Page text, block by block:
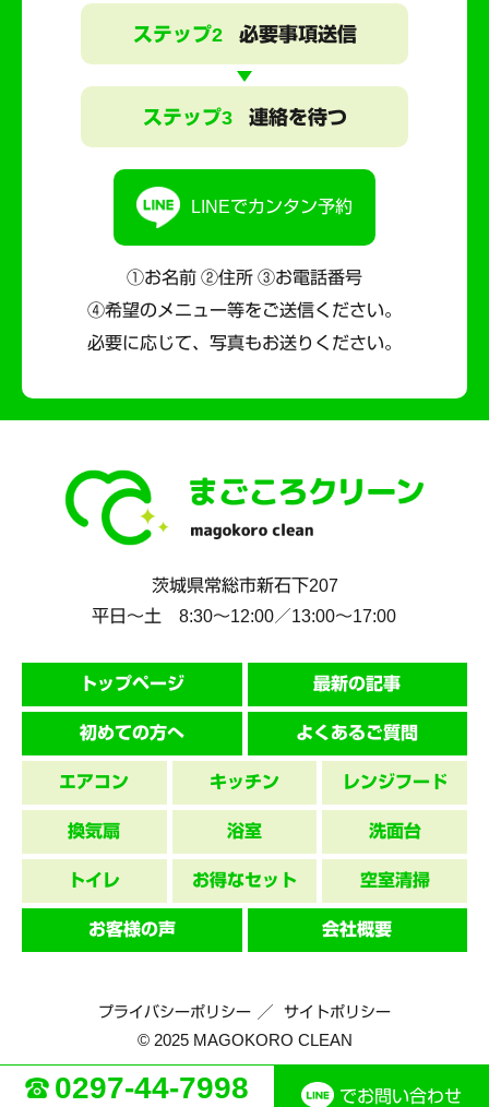
0297-44-7998 でお問い合わせ
ステップ2 必要事項送信
ステップ3 連絡を待つ
LINEでカンタン予約
①お名前 ②住所 ③お電話番号
④希望のメニュー等をご送信ください。
必要に応じて、写真もお送りください。
茨城県常総市新石下207
平日～土 8:30〜12:00／13:00〜17:00
トップページ 最新の記事
初めての方へ よくあるご質問
エアコン キッチン レンジフード
換気扇 浴室 洗面台
トイレ お得なセット 空室清掃
お客様の声 会社概要
プライバシーポリシー サイトポリシー
© 2025 MAGOKORO CLEAN